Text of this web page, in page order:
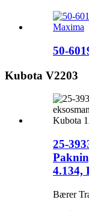
50-
Kubota V2203
25-
4.134,
Bærer